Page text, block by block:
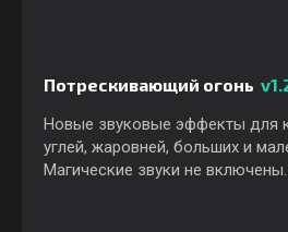
Потрескивающий огонь
Новые звуковые эффекты для
углей, жаровней, больших и
Магические звуки не включены.